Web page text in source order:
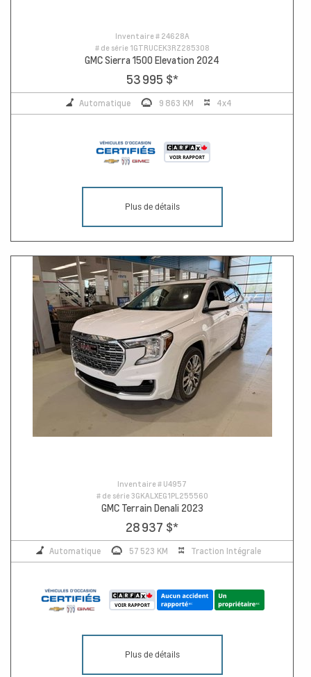
Inventaire # 24628A
# de série 1GTRUCEK3RZ285308
GMC Sierra 1500 Elevation 2024
53 995 $*
Automatique 9 863 KM 4x4
Plus de détails
Inventaire # U4957
# de série3GKALXEG1PL255560
GMC Terrain Denali 2023
28 937 $*
Automatique 57 523 KM Traction Intégrale
Plus de détails